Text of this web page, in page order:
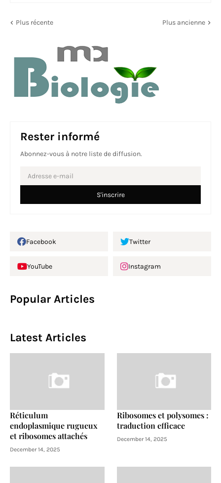
Plus récente Plus ancienne
Rester informé
Abonnez-vous à notre liste de diffusion.
Facebook Twitter
YouTube Instagram
Popular Articles
Latest Articles
Réticulum
endoplasmique rugueux
et ribosomes attachés
December 14, 2025
Ribosomes et polysomes :
traduction efficace
December 14, 2025